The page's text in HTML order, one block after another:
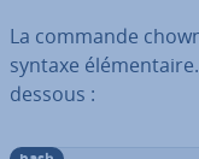
La commande
syntaxe
dessous :